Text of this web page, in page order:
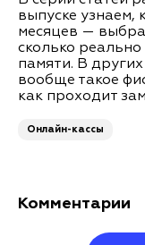
выпуске узнаем,
месяцев —
сколько
памяти. В
вообще такое
как проходит
Онлайн-кассы
Комментарии